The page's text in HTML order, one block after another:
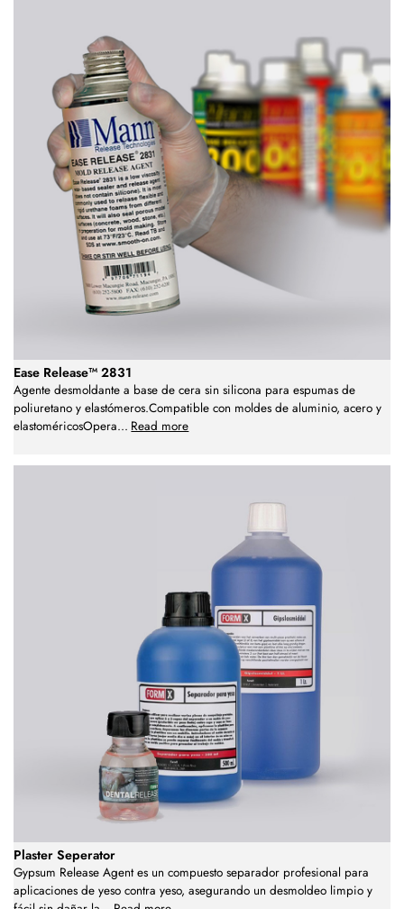
Ease Release™ 2831
Agente desmoldante a base de cera sin silicona para espumas de
poliuretano y elastómeros.Compatible con moldes de aluminio, acero y
elastoméricosOpera... Read more
Plaster Seperator
Gypsum Release Agent es un compuesto separador profesional para
aplicaciones de yeso contra yeso, asegurando un desmoldeo limpio y